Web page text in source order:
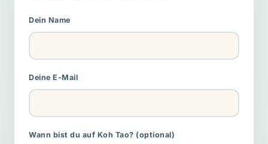
Dein Name
Deine E-Mail
Wann bist du auf Koh Tao? (optional)